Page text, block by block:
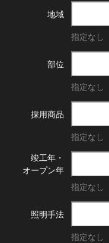
地域
指定なし
部位
指定なし
採用商品
指定なし
竣工年・
オープン年
指定なし
照明手法
指定なし